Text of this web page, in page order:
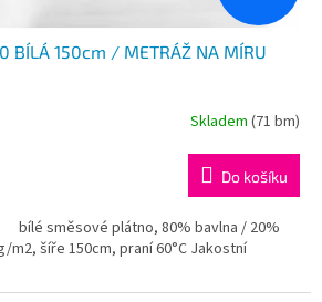
BÍLÁ 150cm / METRÁŽ NA MÍRU
Skladem (71 bm)
Do košíku
směsové plátno, 80% bavlna / 20%
šíře 150cm, praní 60°C Jakostní